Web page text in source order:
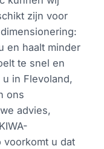
zijn voor
en haalt minder
te snel en
in Flevoland,
ons
advies,
u dat